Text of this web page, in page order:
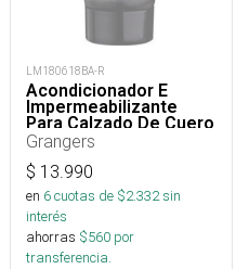
LM180618BA-R
Acondicionador E
Impermeabilizante
Para Calzado De Cuero
75 Ml
Grangers
$ 13.990
en 6cuotas de $2.332sin
interés
ahorras $560 por
transferencia.